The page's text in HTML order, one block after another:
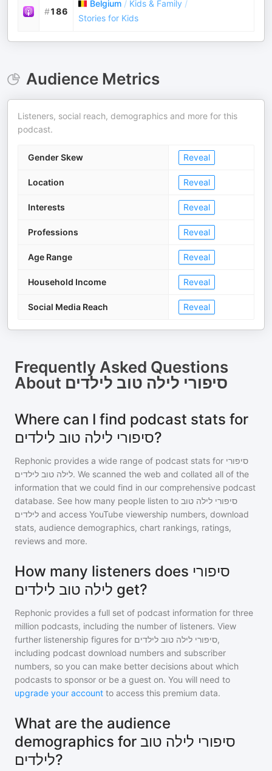
#186
Belgium / Kids & Family /
Stories for Kids
Audience Metrics
Listeners, social reach, demographics and more for this
podcast.
Gender Skew Reveal
Location Reveal
Interests Reveal
Professions Reveal
Age Range Reveal
Household Income Reveal
Social Media Reach Reveal
Frequently Asked Questions
About סיפורי לילה טוב לילדים
Where can I find podcast stats for
סיפורי לילה טוב לילדים?
Rephonic provides a wide range of podcast stats for סיפורי
לילה טוב לילדים. We scanned the web and collated all of the
information that we could find in our comprehensive podcast
database. See how many people listen to סיפורי לילה טוב
לילדים and access YouTube viewership numbers, download
stats, audience demographics, chart rankings, ratings,
reviews and more.
How many listeners does סיפורי
לילה טוב לילדים get?
Rephonic provides a full set of podcast information for three
million podcasts, including the number of listeners. View
further listenership figures for סיפורי לילה טוב לילדים,
including podcast download numbers and subscriber
numbers, so you can make better decisions about which
podcasts to sponsor or be a guest on. You will need to
upgrade your account to access this premium data.
What are the audience
demographics for סיפורי לילה טוב
לילדים?